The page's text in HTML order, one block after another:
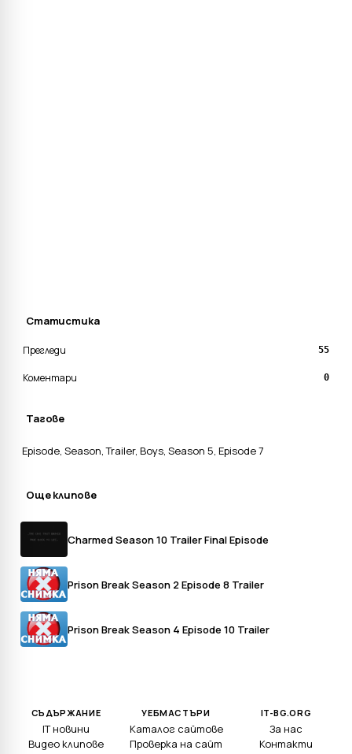
Статистика
Прегледи 55
Коментари 0
Тагове
Episode, Season,Trailer, Boys, Season 5, Episode 7
Още клипове
Charmed Season 10 Trailer Final Episode
Prison Break Season 2 Episode 8 Trailer
Prison Break Season 4 Episode 10 Trailer
СЪДЪРЖАНИЕ
IT новини
Видео клипове
УЕБМАСТЪРИ
Каталог сайтове
Проверка на сайт
IT-BG.ORG
За нас
Контакти